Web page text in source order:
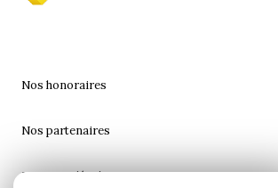
Nos honoraires
Nos partenaires
Mentions légales